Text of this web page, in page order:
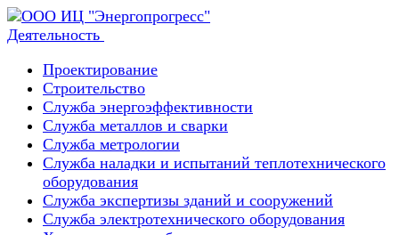
Деятельность
Проектирование
Строительство
Служба энергоэффективности
Служба металлов и сварки
Служба метрологии
Служба наладки и испытаний теплотехнического
оборудования
Служба экспертизы зданий и сооружений
Служба электротехнического оборудования